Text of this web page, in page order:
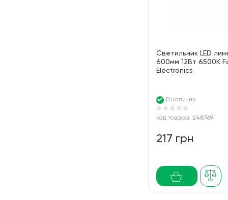
Cветильник LED
600мм 12Вт 6500K
Electronics
В наличии
Код товара: 248769
217 грн